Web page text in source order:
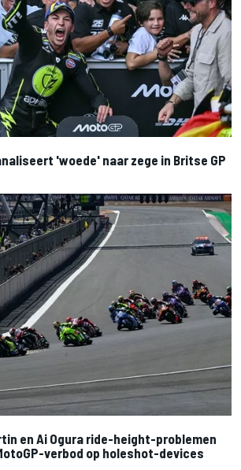
'woede' naar zege in Britse GP
en Ai Ogura ride-height-problemen
verbod op holeshot-devices